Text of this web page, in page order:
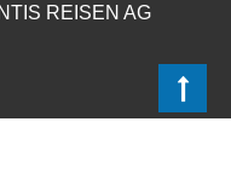
REISEN AG